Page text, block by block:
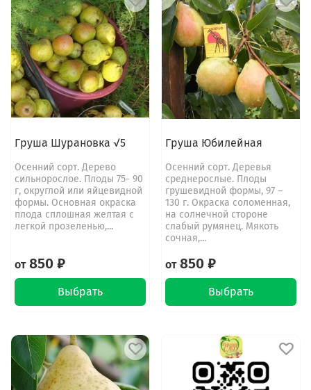
Груша Шурановка √5
Осенний сорт. Дерево
сильнорослое. Плоды 75- 90
г, округлой или яйцевидной
формы. Основная окраска
плода сплошная желтая с
легкой прозеленью,...
от850 ₽
Выбрать
Груша Юбилейная
Осенний сорт. Деревья
среднерослые. Плоды
грушевидной формы, 97 –
130 г. Окраска соломенная,
на солнечной стороне
слабый румянец. Мякоть
сочная,...
от850 ₽
Выбрать